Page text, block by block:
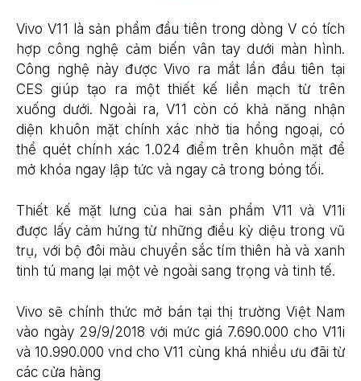
Vivo V11 là sản phẩm đầu tiên trong dòng V có tích
hợp công nghệ cảm biến vân tay dưới màn hình.
Công nghệ này được Vivo ra mắt lần đầu tiên tại
CES giúp tạo ra một thiết kế liền mạch từ trên
xuống dưới. Ngoài ra, V11 còn có khả năng nhận
diện khuôn mặt chính xác nhờ tia hồng ngoại, có
thể quét chính xác 1.024 điểm trên khuôn mặt để
mở khóa ngay lập tức và ngay cả trong bóng tối.
Thiết kế mặt lưng của hai sản phẩm V11 và V11i
được lấy cảm hứng từ những điều kỳ diệu trong vũ
trụ, với bộ đôi màu chuyển sắc tím thiên hà và xanh
tinh tú mang lại một vẻ ngoài sang trọng và tinh tế.
Vivo sẽ chính thức mở bán tại thị trường Việt Nam
vào ngày 29/9/2018 với mức giá 7.690.000 cho V11i
và 10.990.000 vnd cho V11 cùng khá nhiều ưu đãi từ
các cửa hàng